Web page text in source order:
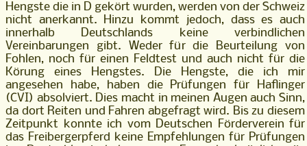
Hengste die in D gekört wurden, werden von der Schweiz
nicht anerkannt. Hinzu kommt jedoch, dass es auch
innerhalb Deutschlands keine verbindlichen
Vereinbarungen gibt. Weder für die Beurteilung von
Fohlen, noch für einen Feldtest und auch nicht für die
Körung eines Hengstes. Die Hengste, die ich mir
angesehen habe, haben die Prüfungen für Haflinger
(CVI) absolviert. Dies macht in meinen Augen auch Sinn,
da dort Reiten und Fahren abgefragt wird. Bis zu diesem
Zeitpunkt konnte ich vom Deutschen Förderverein für
das Freibergerpferd keine Empfehlungen für Prüfungen